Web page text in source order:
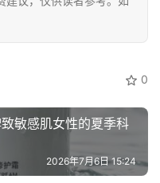
0
敏感肌女性的夏季科
2026年7月6日 15:24